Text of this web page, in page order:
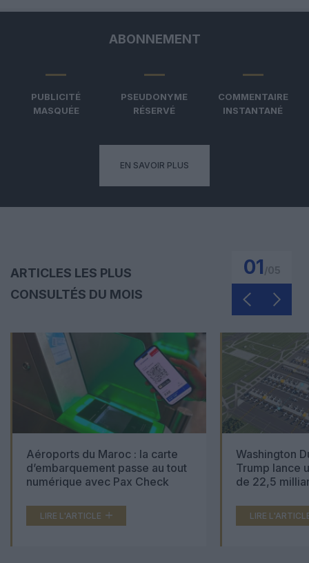
ABONNEMENT
PUBLICITÉ
MASQUÉE
PSEUDONYME
RÉSERVÉ
COMMENTAIRE
INSTANTANÉ
EN SAVOIR PLUS
ARTICLES LES PLUS
CONSULTÉS DU MOIS
01
Aéroports du Maroc : la carte
d’embarquement passe au tout
numérique avec Pax Check
LIRE L'ARTICLE
Washington
Trump lance
de 22,5
LIRE